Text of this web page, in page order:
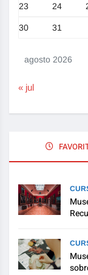
agosto 2026
23 24
30 31
« jul